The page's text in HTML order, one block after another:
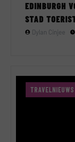
EDINBURGH
STAD
Dylan Cinjee
TRAVELNIEUWS